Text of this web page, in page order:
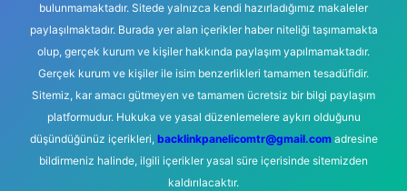
bulunmamaktadır. Sitede yalnızca kendi hazırladığımız makaleler
paylaşılmaktadır. Burada yer alan içerikler haber niteliği taşımamakta
olup, gerçek kurum ve kişiler hakkında paylaşım yapılmamaktadır.
Gerçek kurum ve kişiler ile isim benzerlikleri tamamen tesadüfidir.
Sitemiz, kar amacı gütmeyen ve tamamen ücretsiz bir bilgi paylaşım
platformudur. Hukuka ve yasal düzenlemelere aykırı olduğunu
düşündüğünüz içerikleri, backlinkpanelicomtr@gmail.comadresine
bildirmeniz halinde, ilgili içerikler yasal süre içerisinde sitemizden
kaldırılacaktır.